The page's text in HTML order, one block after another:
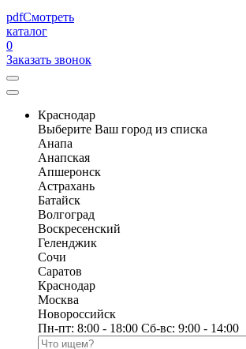
pdfСмотреть
каталог
0
Заказать звонок
Краснодар
Выберите Ваш город из списка
Анапа
Анапская
Апшеронск
Астрахань
Батайск
Волгоград
Воскресенский
Геленджик
Сочи
Саратов
Краснодар
Москва
Новороссийск
Пн-пт: 8:00 - 18:00 Сб-вс: 9:00 - 14:00
Поиск по каталогу